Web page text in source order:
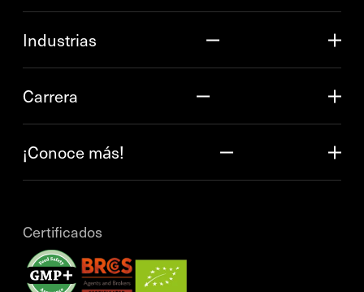
Industrias
Carrera
¡Conoce más!
Certificados